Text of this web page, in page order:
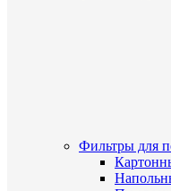
Фильтры для